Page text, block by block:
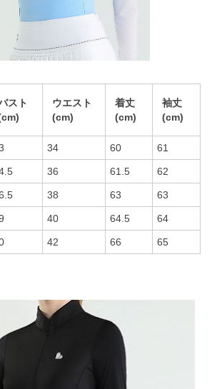
スト
ウエスト
(cm)
着丈
(cm)
袖丈
(cm)
34 60 61
36 61.5 62
38 63 63
40 64.5 64
42 66 65